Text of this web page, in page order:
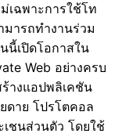
เฉพาะการใช้โท
ารถทำงานร่วม
นี้เปิดโอกาสใน
Web อย่างครบ
างแอปพลิเคชัน
ดาย โปรโตคอล
ชนส่วนตัว โดยใช้